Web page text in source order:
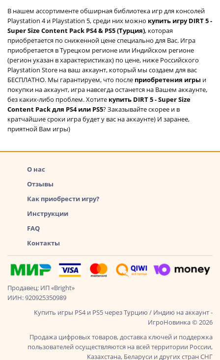
В нашем ассортименте обширная библиотека игр для консолей
Playstation 4 и Playstation 5, среди них можно купить игру DIRT 5 -
Super Size Content Pack PS4 & PS5 (Турция), которая
приобретается по сниженной цене специально для Вас. Игра
приобретается в Турецком регионе или Индийском регионе
(регион указан в характеристиках) по цене, ниже Российского
Playstation Store на ваш аккаунт, который мы создаем для вас
БЕСПЛАТНО. Мы гарантируем, что после приобретения игры и
покупки на аккаунт, игра навсегда останется на Вашем аккаунте,
без каких-либо проблем. Хотите купить DIRT 5 - Super Size
Content Pack для PS4 или PS5? Заказывайте скорее и в
кратчайшие сроки игра будет у вас на аккаунте) И заранее,
приятной Вам игры)
О нас
Отзывы
Как приобрести игру?
Инструкции
FAQ
Контакты
Продавец: ИП «Bright»
ИИН: 920925350989
Купить игры PS4 и PS5 через Турцию / Индию на аккаунт -
ИгроНовинка © 2026
Продажа цифровых товаров, доставка ключей и поддержка
пользователей осуществляются на всей территории России,
Казахстана, Беларуси и других стран СНГ